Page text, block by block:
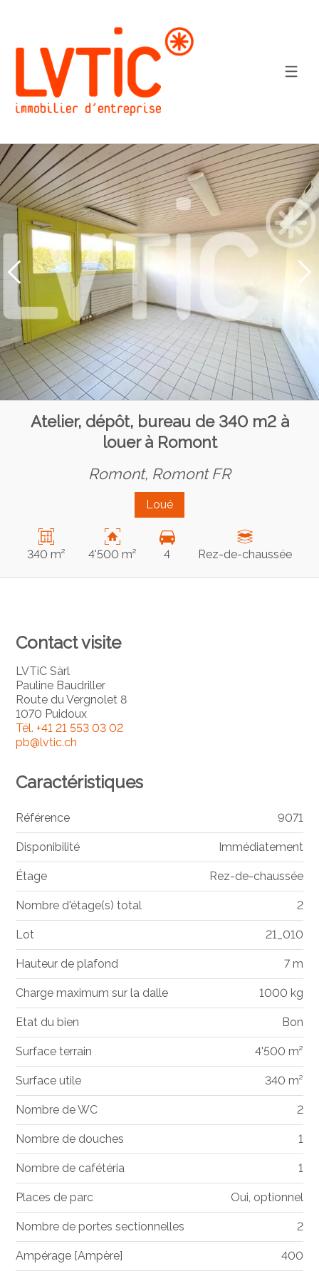
Atelier, dépôt, bureau de 340 m2 à
louer à Romont
Romont, Romont FR
Loué
340 m² 4'500 m² 4 Rez-de-chaussée
Contact visite
LVTiC Sàrl
Pauline Baudriller
Route du Vergnolet 8
1070 Puidoux
Tél.+41 21 553 03 02
pb@lvtic.ch
Caractéristiques
Référence 9071
Disponibilité Immédiatement
Étage Rez-de-chaussée
Nombre d'étage(s) total 2
Lot 21_010
Hauteur de plafond 7 m
Charge maximum sur la dalle 1000 kg
Etat du bien Bon
Surface terrain 4'500 m²
Surface utile 340 m²
Nombre de WC 2
Nombre de douches 1
Nombre de cafétéria 1
Places de parc Oui, optionnel
Nombre de portes sectionnelles 2
Ampérage [Ampère] 400